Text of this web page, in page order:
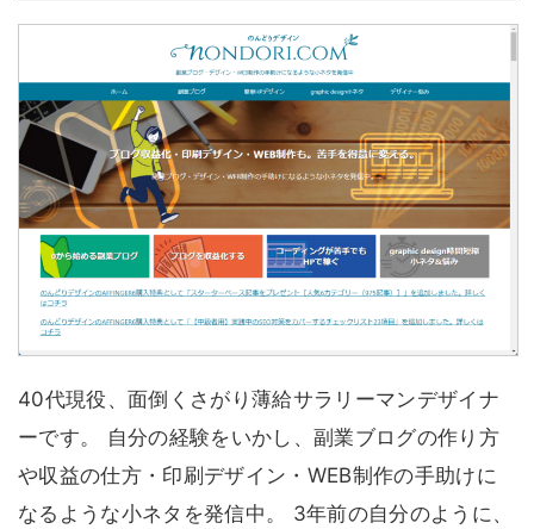
40代現役、面倒くさがり薄給サラリーマンデザイナ
ーです。 自分の経験をいかし、副業ブログの作り方
や収益の仕方・印刷デザイン・WEB制作の手助けに
なるような小ネタを発信中。 3年前の自分のように、